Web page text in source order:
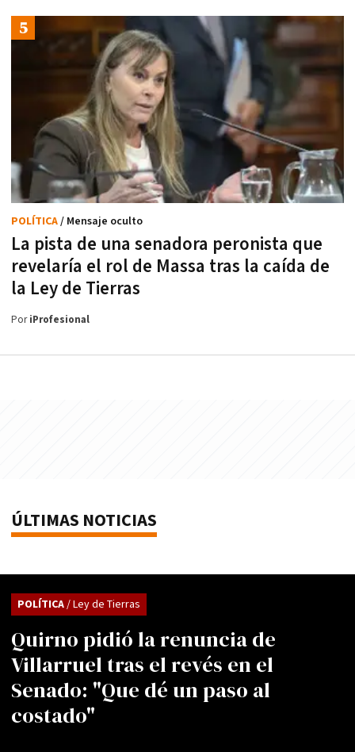
La pista de una senadora peronista que
revelaría el rol de Massa tras la caída de
la Ley de Tierras
POLÍTICA/ Mensaje oculto
PoriProfesional
ÚLTIMAS NOTICIAS
Quirno pidió la renuncia de
Villarruel tras el revés en el
Senado: "Que dé un paso al
costado"
POLÍTICA/ Ley de Tierras